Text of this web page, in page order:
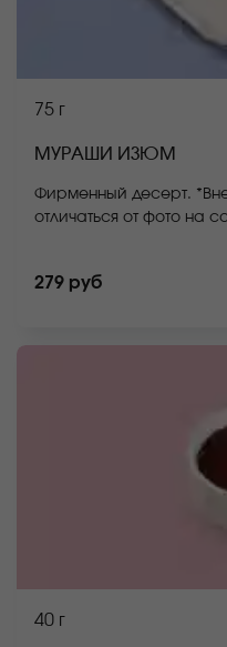
75 г
МУРАШИ ИЗЮМ
Фирменный десерт.
отличаться от фото на
279 руб
40 г